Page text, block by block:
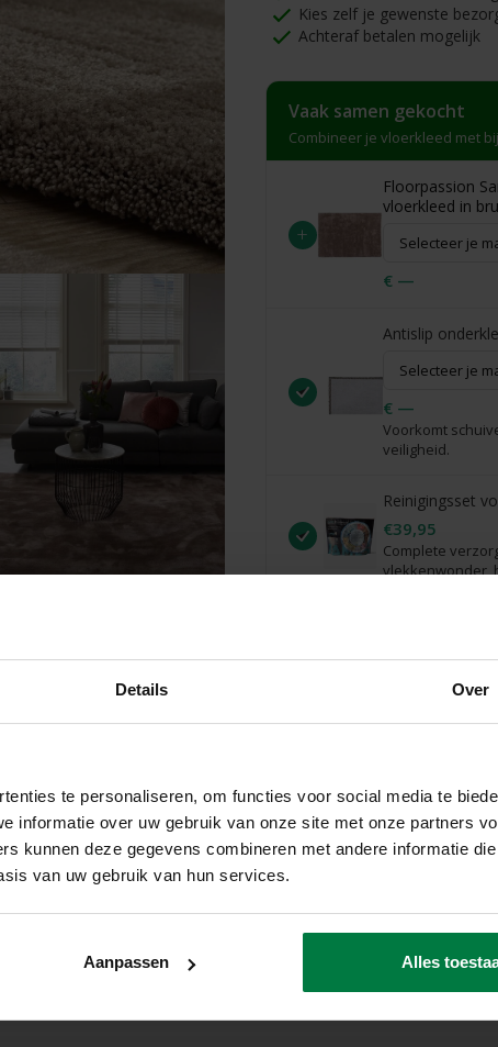
Details Over
te personaliseren, om functies voor social media te
informatie over uw gebruik van onze site met onze partners
kunnen deze gegevens combineren met andere informatie
van uw gebruik van hun services.
Aanpassen Alles
Kies zelf je gewenste
Achteraf betalen mogelijk
Vaak samen gekocht
Combineer je vloerkleed met
+
Floorpassion
vloerkleed in
€ —
Antislip
€ —
Voorkomt
veiligheid.
Reinigingsset
€39,95
Complete
vlekkenwonder,
Product